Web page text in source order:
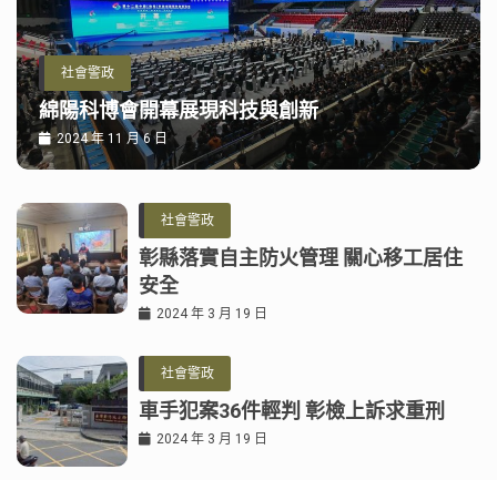
社會警政
綿陽科博會開幕展現科技與創新
2024 年 11 月 6 日
社會警政
彰縣落實自主防火管理 關心移工居住
安全
2024 年 3 月 19 日
社會警政
車手犯案36件輕判 彰檢上訴求重刑
2024 年 3 月 19 日